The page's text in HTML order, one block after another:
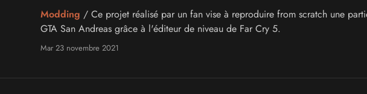
Modding / Ce projet réalisé par un fan vise à reproduire from scratch une
GTA San Andreas grâce à l'éditeur de niveau de Far Cry 5.
Mar 23 novembre 2021